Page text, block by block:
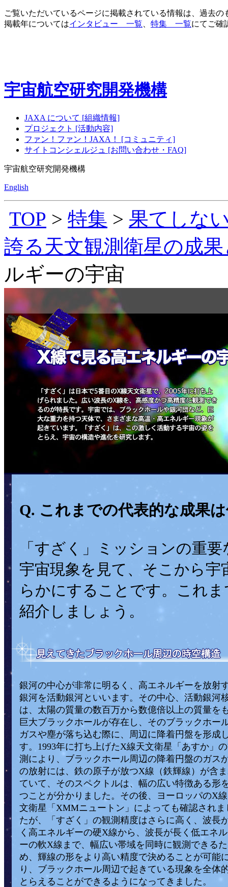
ご覧いただいているページに掲載されている情報は、過去
掲載年についてはインタビュー 一覧 特集 一覧にてご確
宇宙航空研究開発機構
JAXA について [組織情報]
プロジェクト [活動内容]
ファン！ファン！JAXA！ [コミュニティ]
サイトコンシェルジュ [お問い合わせ・FAQ]
宇宙航空研究開発機構
English
TOP > 特集 > 果てしな
誇る天文観測衛星の成
ルギーの宇宙
Q. これまでの代表的な成果
「すざく」ミッションの重
宇宙現象を見て、そこから宇
らかにすることです。これ
紹介しましょう。
銀河の中心が非常に明るく、高エネルギーを放射
銀河を活動銀河といいます。その中心、活動銀河
は、太陽の質量の数百万から数億倍以上の質量を
巨大ブラックホールが存在し、そのブラックホー
ガスや塵が落ち込む際に、周辺に降着円盤を形成
す。1993年に打ち上げたX線天文衛星「あすか」
測により、ブラックホール周辺の降着円盤のガス
の放射には、鉄の原子が放つX線（鉄輝線）が含
ていて、そのスペクトルは、幅の広い特徴ある形
つことが分かりました。その後、ヨーロッパのX
文衛星「XMMニュートン」によっても確認されま
たが、「すざく」の観測精度はさらに高く、波長
く高エネルギーの硬X線から、波長が長く低エネ
ーの軟X線まで、幅広い帯域を同時に観測できるた
め、輝線の形をより高い精度で決めることが可能
り、ブラックホール周辺で起きている現象を全体
とらえることができるようになってきました。